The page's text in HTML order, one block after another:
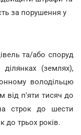
за порушення у
та/або споруд
(землях),
володільцю
від п'яти тисяч до
строк до шести
до трьох років.